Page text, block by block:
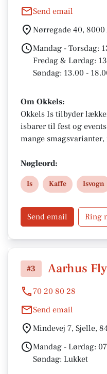
Send email
Nørregade 40, 8000
Mandag - Torsdag:
Fredag & Lørdag:
Søndag: 13.00 -
Om Okkels:
Okkels Is tilbyder
isbarer til fest og
mange
skræddersyede
til enhver fest med
på bæredygtighed og
Nøgleord:
Is Kaffe Isvogn
Send email Ring
#3 Aarhus
70 20 80 28
Send email
Mindevej 7, Sjelle,
Mandag - Lørdag:
Søndag: Lukket